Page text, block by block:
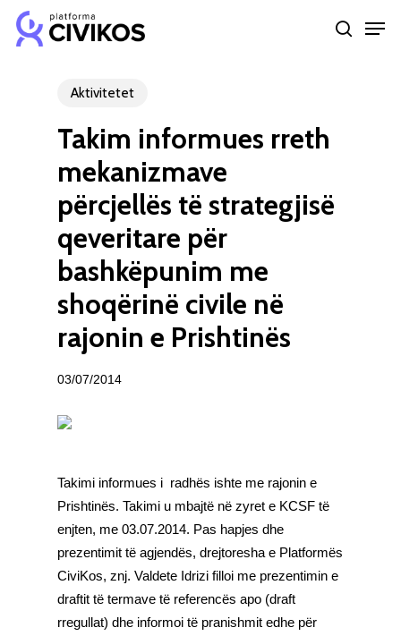
Skip
search
Aktivitetet
Takim informues rreth
mekanizmave
përcjellës të strategjisë
qeveritare për
bashkëpunim me
shoqërinë civile në
rajonin e Prishtinës
03/07/2014
Takimi informues i radhës ishte me rajonin e
Prishtinës. Takimi u mbajtë në zyret e KCSF të
enjten, me 03.07.2014. Pas hapjes dhe
prezentimit të agjendës, drejtoresha e Platformës
CiviKos, znj. Valdete Idrizi filloi me prezentimin e
draftit të termave të referencës apo (draft
rregullat) dhe informoi të pranishmit edhe për